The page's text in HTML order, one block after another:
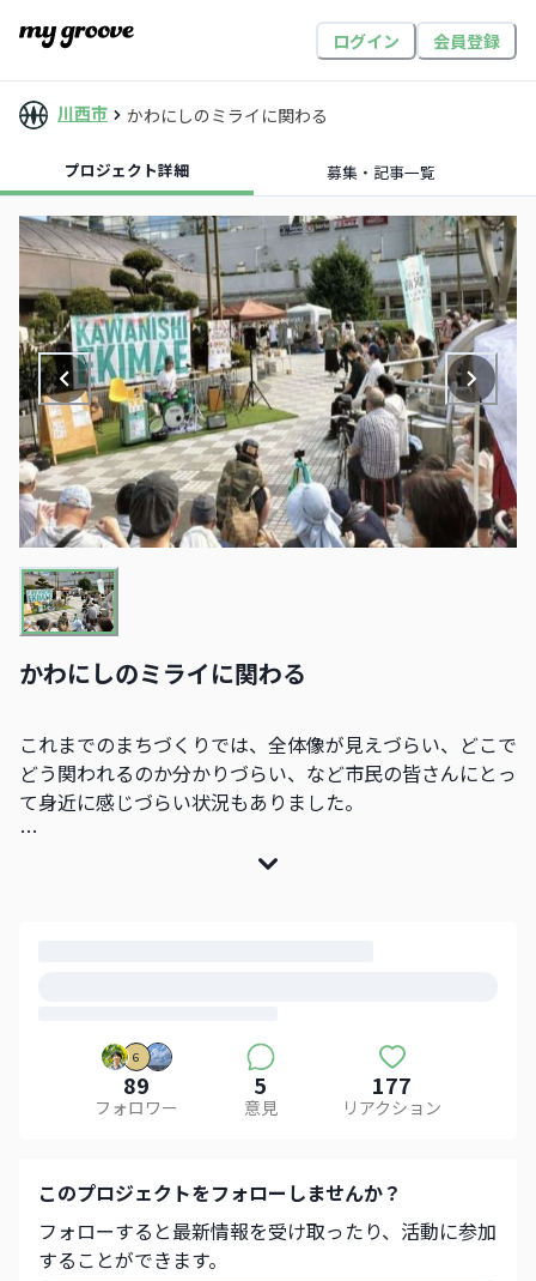
ログイン 会員登録
川西市 かわにしのミライに関わる
プロジェクト詳細 募集・記事一覧
かわにしのミライに関わる
これまでのまちづくりでは、全体像が見えづらい、どこで
どう関われるのか分かりづらい、など市民の皆さんにとっ
て身近に感じづらい状況もありました。
「my groove かわにし」は、時間的・物理的な制約によ
6
89
フォロワー
5
意見
177
リアクション
このプロジェクトをフォローしませんか？
フォローすると最新情報を受け取ったり、活動に参加
することができます。